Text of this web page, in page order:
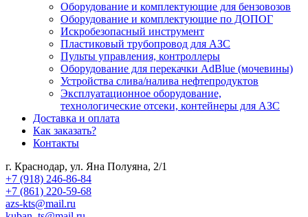
Оборудование и комплектующие для бензовозов
Оборудование и комплектующие по ДОПОГ
Искробезопасный инструмент
Пластиковый трубопровод для АЗС
Пульты управления, контроллеры
Оборудование для перекачки AdBlue (мочевины)
Устройства слива/налива нефтепродуктов
Эксплуатационное оборудование,
технологические отсеки, контейнеры для АЗС
Доставка и оплата
Как заказать?
Контакты
г. Краснодар, ул. Яна Полуяна, 2/1
+7 (918) 246-86-84
+7 (861) 220-59-68
azs-kts@mail.ru